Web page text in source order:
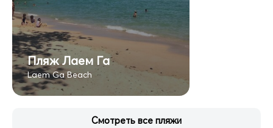
Пляж Лаем Га
Laem Ga Beach
Смотреть все пляжи